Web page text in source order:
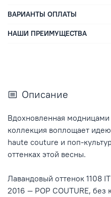
ВАРИАНТЫ ОПЛАТЫ
НАШИ ПРЕИМУЩЕСТВА
Описание
Вдохновленная
коллекция воплощает
haute couture и поп-
оттенках этой весны.
Лавандовый оттенок 1108
2016 — POP COUTURE,